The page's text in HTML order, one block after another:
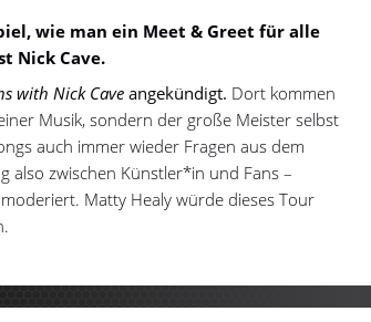
wie man ein Meet & Greet für alle
Nick Cave.
with Nick Cave angekündigt. Dort kommen
Musik, sondern der große Meister selbst
auch immer wieder Fragen aus dem
also zwischen Künstler*in und Fans –
Matty Healy würde dieses Tour